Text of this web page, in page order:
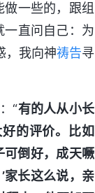
一些的，跟组
一直问自己：为
，我向神祷告寻
“有的人从小长
的评价。比如
可倒好，成天噘
家长这么说，亲